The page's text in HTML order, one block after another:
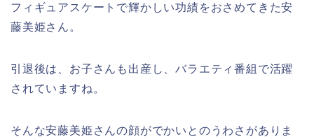
フィギュアスケートで輝かしい功績をおさめてきた安
藤美姫さん。
引退後は、お子さんも出産し、バラエティ番組で活躍
されていますね。
そんな安藤美姫さんの顔がでかいとのうわさがありま